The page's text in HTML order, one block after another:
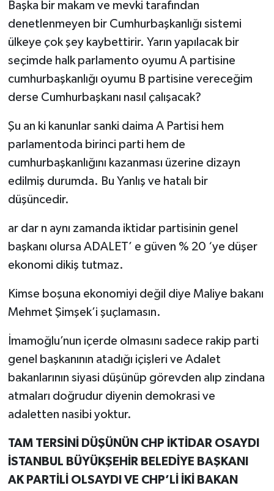
Başka bir makam ve mevki tarafından
denetlenmeyen bir Cumhurbaşkanlığı sistemi
ülkeye çok şey kaybettirir. Yarın yapılacak bir
seçimde halk parlamento oyumu A partisine
cumhurbaşkanlığı oyumu B partisine vereceğim
derse Cumhurbaşkanı nasıl çalışacak?
Şu an ki kanunlar sanki daima A Partisi hem
parlamentoda birinci parti hem de
cumhurbaşkanlığını kazanması üzerine dizayn
edilmiş durumda. Bu Yanlış ve hatalı bir
düşüncedir.
ar dar n aynı zamanda iktidar partisinin genel
başkanı olursa ADALET’ e güven % 20 ‘ye düşer
ekonomi dikiş tutmaz.
Kimse boşuna ekonomiyi değil diye Maliye bakanı
Mehmet Şimşek’i şuçlamasın.
İmamoğlu’nun içerde olmasını sadece rakip parti
genel başkanının atadığı içişleri ve Adalet
bakanlarının siyasi düşünüp görevden alıp zindana
atmaları doğrudur diyenin demokrasi ve
adaletten nasibi yoktur.
TAM TERSİNİ DÜŞÜNÜN CHP İKTİDAR OSAYDI
İSTANBUL BÜYÜKŞEHİR BELEDİYE BAŞKANI
AK PARTİLİ OLSAYDI VE CHP’Lİ İKİ BAKAN